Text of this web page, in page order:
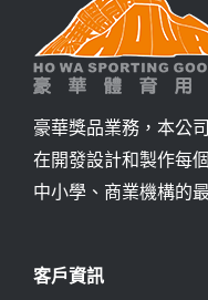
豪華獎品業務，本公
在開發設計和製作每
中小學、商業機構的
客戶資訊